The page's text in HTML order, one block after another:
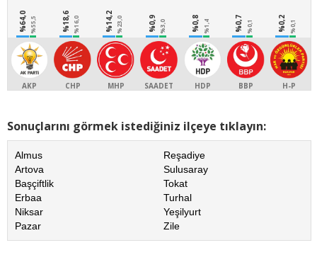
%64,0 %55,5
AKP
%18,6 %16,0
CHP
%14,2 %23,0
MHP
%0,9 %3,0
SAADET
%0,8 %1,4
HDP
%0,7 %0,1
BBP
%0,2 %0,1
H-P
Sonuçlarını görmek istediğiniz ilçeye tıklayın:
Almus
Artova
Başçiftlik
Erbaa
Niksar
Pazar
Reşadiye
Sulusaray
Tokat
Turhal
Yeşilyurt
Zile